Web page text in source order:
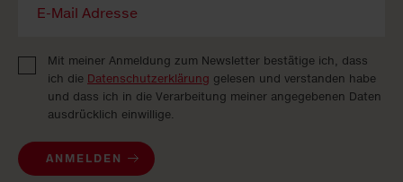
Mit meiner Anmeldung zum Newsletter bestätige ich, dass
ich die Datenschutzerklärung gelesen und verstanden habe
und dass ich in die Verarbeitung meiner angegebenen Daten
ausdrücklich einwillige.
ANMELDEN